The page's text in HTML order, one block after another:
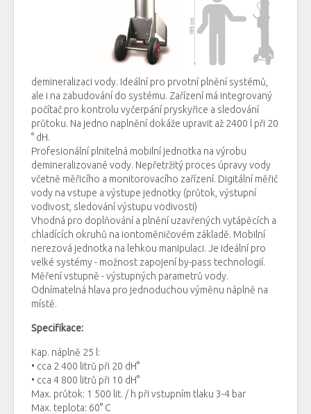
demineralizaci vody. Ideální pro prvotní plnění systémů,
ale i na zabudování do systému. Zařízení má integrovaný
počítač pro kontrolu vyčerpání pryskyřice a sledování
průtoku. Na jedno naplnění dokáže upravit až 2400 l při 20
° dH.
Profesionální plnitelná mobilní jednotka na výrobu
demineralizované vody. Nepřetržitý proces úpravy vody
včetně měřicího a monitorovacího zařízení. Digitální měřič
vody na vstupe a výstupe jednotky (průtok, výstupní
vodivost, sledování výstupu vodivosti)
Vhodná pro doplňování a plnění uzavřených vytápěcích a
chladících okruhů na iontoměničovém základě. Mobilní
nerezová jednotka na lehkou manipulaci. Je ideální pro
velké systémy - možnost zapojení by-pass technologií.
Měření vstupně - výstupných parametrů vody.
Odnímatelná hlava pro jednoduchou výměnu náplně na
místě.
Specifikace:
Kap. náplně 25 l:
• cca 2 400 litrů při 20 dH°
• cca 4 800 litrů při 10 dH°
Max. průtok: 1 500 lit. / h při vstupním tlaku 3-4 bar
Max. teplota: 60° C